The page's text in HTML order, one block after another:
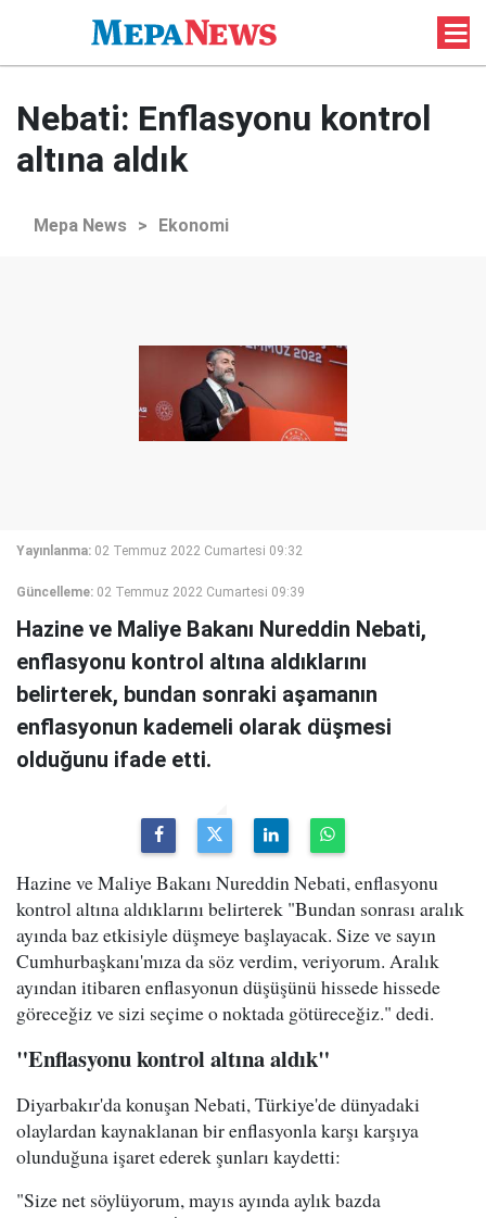
Nebati: Enflasyonu kontrol
altına aldık
Mepa News > Ekonomi
Yayınlanma: 02 Temmuz 2022 Cumartesi 09:32
Güncelleme: 02 Temmuz 2022 Cumartesi 09:39
Hazine ve Maliye Bakanı Nureddin Nebati,
enflasyonu kontrol altına aldıklarını
belirterek, bundan sonraki aşamanın
enflasyonun kademeli olarak düşmesi
olduğunu ifade etti.
Hazine ve Maliye Bakanı Nureddin Nebati, enflasyonu
kontrol altına aldıklarını belirterek "Bundan sonrası aralık
ayında baz etkisiyle düşmeye başlayacak. Size ve sayın
Cumhurbaşkanı'mıza da söz verdim, veriyorum. Aralık
ayından itibaren enflasyonun düşüşünü hissede hissede
göreceğiz ve sizi seçime o noktada götüreceğiz." dedi.
"Enflasyonu kontrol altına aldık"
Diyarbakır'da konuşan Nebati, Türkiye'de dünyadaki
olaylardan kaynaklanan bir enflasyonla karşı karşıya
olunduğuna işaret ederek şunları kaydetti:
"Size net söylüyorum, mayıs ayında aylık bazda